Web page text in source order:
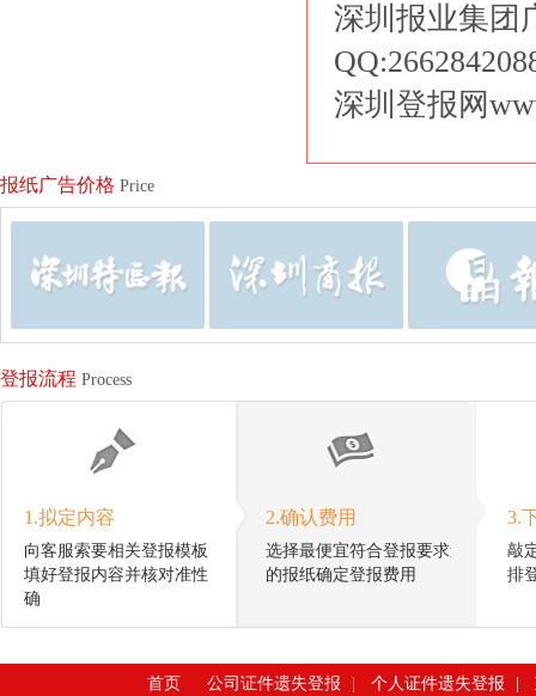
深圳报业集团
深圳登报网
报纸广告价格 Price
登报流程 Process
1.拟定内容
向客服索要相关登报模板
填好登报内容并核对准性
确
2.确认费用
选择最便宜符合登报要求
的报纸确定登报费用
3.
敲
排
首页 公司证件遗失登报 个人证件遗失登报